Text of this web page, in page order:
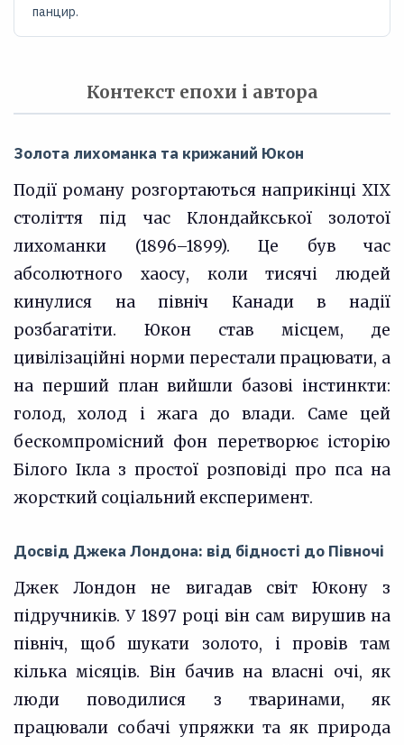
панцир.
Контекст епохи і автора
Золота лихоманка та крижаний Юкон
Події роману розгортаються наприкінці XIX
століття під час Клондайкської золотої
лихоманки (1896–1899). Це був час
абсолютного хаосу, коли тисячі людей
кинулися на північ Канади в надії
розбагатіти. Юкон став місцем, де
цивілізаційні норми перестали працювати, а
на перший план вийшли базові інстинкти:
голод, холод і жага до влади. Саме цей
бескомпромісний фон перетворює історію
Білого Ікла з простої розповіді про пса на
жорсткий соціальний експеримент.
Досвід Джека Лондона: від бідності до Півночі
Джек Лондон не вигадав світ Юкону з
підручників. У 1897 році він сам вирушив на
північ, щоб шукати золото, і провів там
кілька місяців. Він бачив на власні очі, як
люди поводилися з тваринами, як
працювали собачі упряжки та як природа